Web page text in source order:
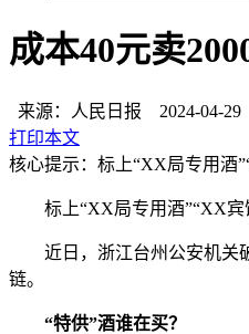
成本40元卖
来源：人民日报
2024-04-29
打印本文
核心提示：标上“XX局专用酒
标上“XX局专用酒”“XX宾
近日，浙江台州公安机关
链。
“特供”酒谁在买？